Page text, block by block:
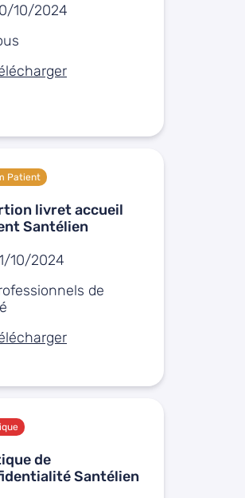
10/2024
Patient
livret accueil
Santélien
10/2024
de
de
Santélien